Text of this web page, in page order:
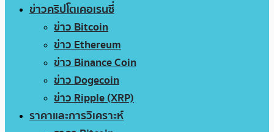
ข่าวคริปโตเคอเรนซี่
ข่าว Bitcoin
ข่าว Ethereum
ข่าว Binance Coin
ข่าว Dogecoin
ข่าว Ripple (XRP)
ราคาและการวิเคราะห์